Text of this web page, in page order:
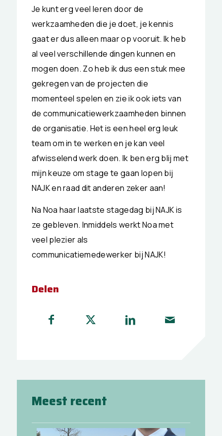
Je kunt erg veel leren door de
werkzaamheden die je doet, je kennis
gaat er dus alleen maar op vooruit. Ik heb
al veel verschillende dingen kunnen en
mogen doen. Zo heb ik dus een stuk mee
gekregen van de projecten die
momenteel spelen en zie ik ook iets van
de communicatiewerkzaamheden binnen
de organisatie. Het is een heel erg leuk
team om in te werken en je kan veel
afwisselend werk doen. Ik ben erg blij met
mijn keuze om stage te gaan lopen bij
NAJK en raad dit anderen zeker aan!
Na Noa haar laatste stagedag bij NAJK is
ze gebleven. Inmiddels werkt Noa met
veel plezier als
communicatiemedewerker bij NAJK!
Delen
Meest recent